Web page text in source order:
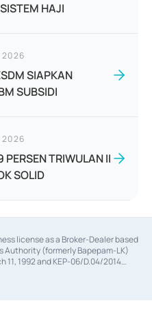
HAJI
2026
SIAPKAN
SUBSIDI
2026
TRIWULAN II
SOLID
license as a Broker-Dealer based
Authority (formerly Bapepam-LK)
11, 1992 and KEP-06/D.04/2014
as an Underwriter based on the
Number KEP-12/PM/PEE/1997